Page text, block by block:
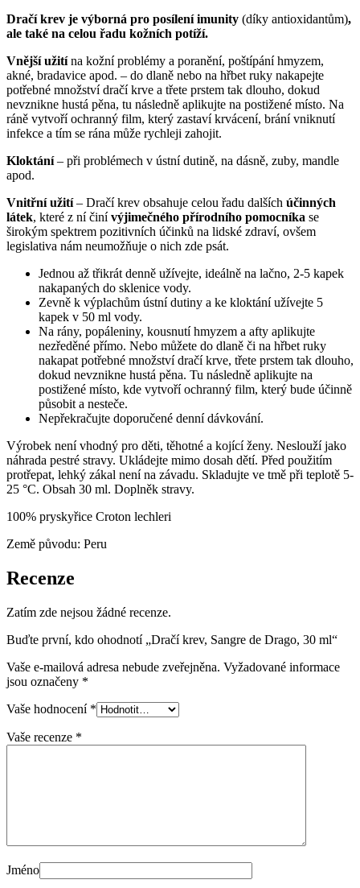
Dračí krev je výborná pro posílení imunity (díky antioxidantům),
ale také na celou řadu kožních potíží.
Vnější užitína kožní problémy a poranění, poštípání hmyzem,
akné, bradavice apod. – do dlaně nebo na hřbet ruky nakapejte
potřebné množství dračí krve a třete prstem tak dlouho, dokud
nevznikne hustá pěna, tu následně aplikujte na postižené místo. Na
ráně vytvoří ochranný film, který zastaví krvácení, brání vniknutí
infekce a tím se rána může rychleji zahojit.
Kloktání– při problémech v ústní dutině, na dásně, zuby, mandle
apod.
Vnitřní užití– Dračí krev obsahuje celou řadu dalších účinných
látek, které z ní činívýjimečného přírodního pomocníka se
širokým spektrem pozitivních účinků na lidské zdraví, ovšem
legislativa nám neumožňuje o nich zde psát.
Jednou až třikrát denně užívejte, ideálně na lačno, 2-5 kapek
nakapaných do sklenice vody.
Zevně k výplachům ústní dutiny a ke kloktání užívejte 5
kapek v 50 ml vody.
Na rány, popáleniny, kousnutí hmyzem a afty aplikujte
nezředěné přímo. Nebo můžete do dlaně či na hřbet ruky
nakapat potřebné množství dračí krve, třete prstem tak dlouho,
dokud nevznikne hustá pěna. Tu následně aplikujte na
postižené místo, kde vytvoří ochranný film, který bude účinně
působit a nesteče.
Nepřekračujte doporučené denní dávkování.
Výrobek není vhodný pro děti, těhotné a kojící ženy. Neslouží jako
náhrada pestré stravy. Ukládejte mimo dosah dětí. Před použitím
protřepat, lehký zákal není na závadu. Skladujte ve tmě při teplotě 5-
25 °C. Obsah 30 ml. Doplněk stravy.
100% pryskyřice Croton lechleri
Země původu: Peru
Recenze
Zatím zde nejsou žádné recenze.
Buďte první, kdo ohodnotí „Dračí krev, Sangre de Drago, 30 ml“
Vaše e-mailová adresa nebude zveřejněna. Vyžadované informace
jsou označeny *
Vaše hodnocení *
Vaše recenze *
Jméno